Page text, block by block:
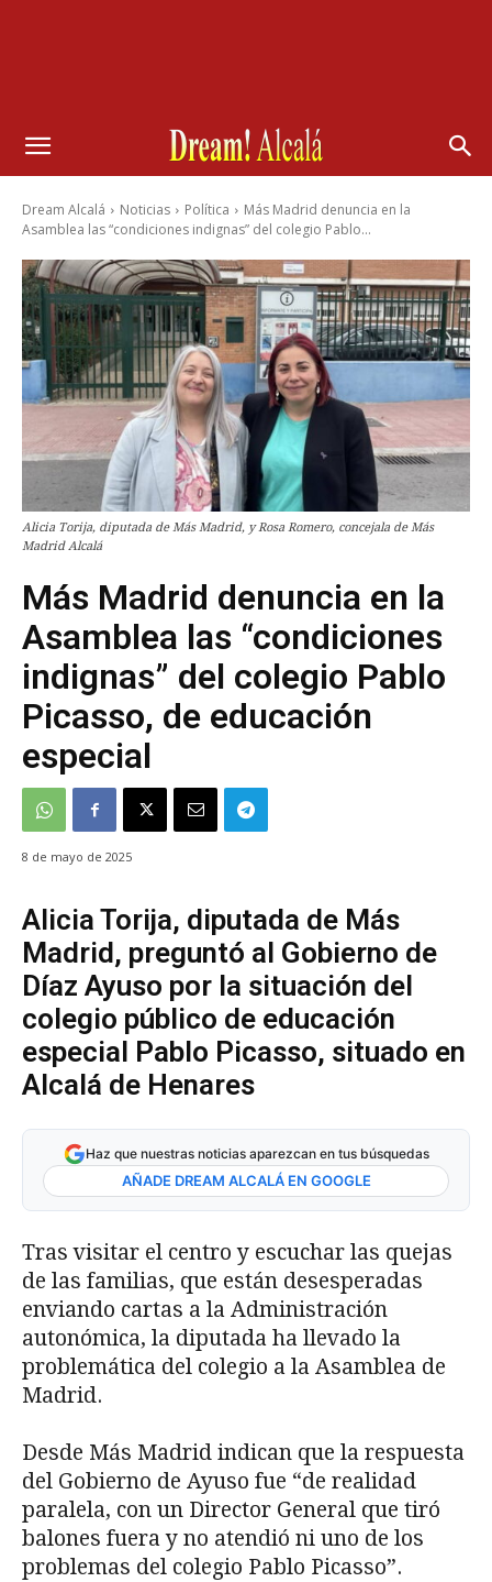
Dream Alcalá Noticias Política
Más Madrid denuncia en la
Asamblea las “condiciones indignas” del colegio Pablo...
Alicia Torija, diputada de Más Madrid, y Rosa Romero, concejala de Más
Madrid Alcalá
Más Madrid denuncia en la
Asamblea las “condiciones
indignas” del colegio Pablo
Picasso, de educación
especial
8 de mayo de 2025
Alicia Torija, diputada de Más
Madrid, preguntó al Gobierno de
Díaz Ayuso por la situación del
colegio público de educación
especial Pablo Picasso, situado en
Alcalá de Henares
Haz que nuestras noticias aparezcan en tus búsquedas
AÑADE DREAM ALCALÁ EN GOOGLE
Tras visitar el centro y escuchar las quejas
de las familias, que están desesperadas
enviando cartas a la Administración
autonómica, la diputada ha llevado la
problemática del colegio a la Asamblea de
Madrid.
Desde Más Madrid indican que la respuesta
del Gobierno de Ayuso fue “de realidad
paralela, con un Director General que tiró
balones fuera y no atendió ni uno de los
problemas del colegio Pablo Picasso”.